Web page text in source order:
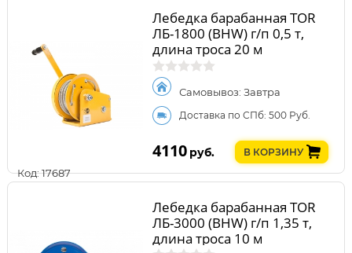
Код: 17687
Лебедка барабанная TOR
ЛБ-1800 (BHW) г/п 0,5 т,
длина троса 20 м
Самовывоз: Завтра
Доставка по СПб: 500 Руб.
4110 руб. В КОРЗИНУ
Лебедка барабанная TOR
ЛБ-3000 (BHW) г/п 1,35 т,
длина троса 10 м